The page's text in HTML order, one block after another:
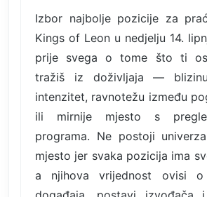
Izbor najbolje pozicije za
Kings of Leon u nedjelju 14.
prije svega o tome što ti
tražiš iz doživljaja —
intenzitet, ravnotežu između
ili mirnije mjesto s
programa. Ne postoji
mjesto jer svaka pozicija ima
a njihova vrijednost ovisi